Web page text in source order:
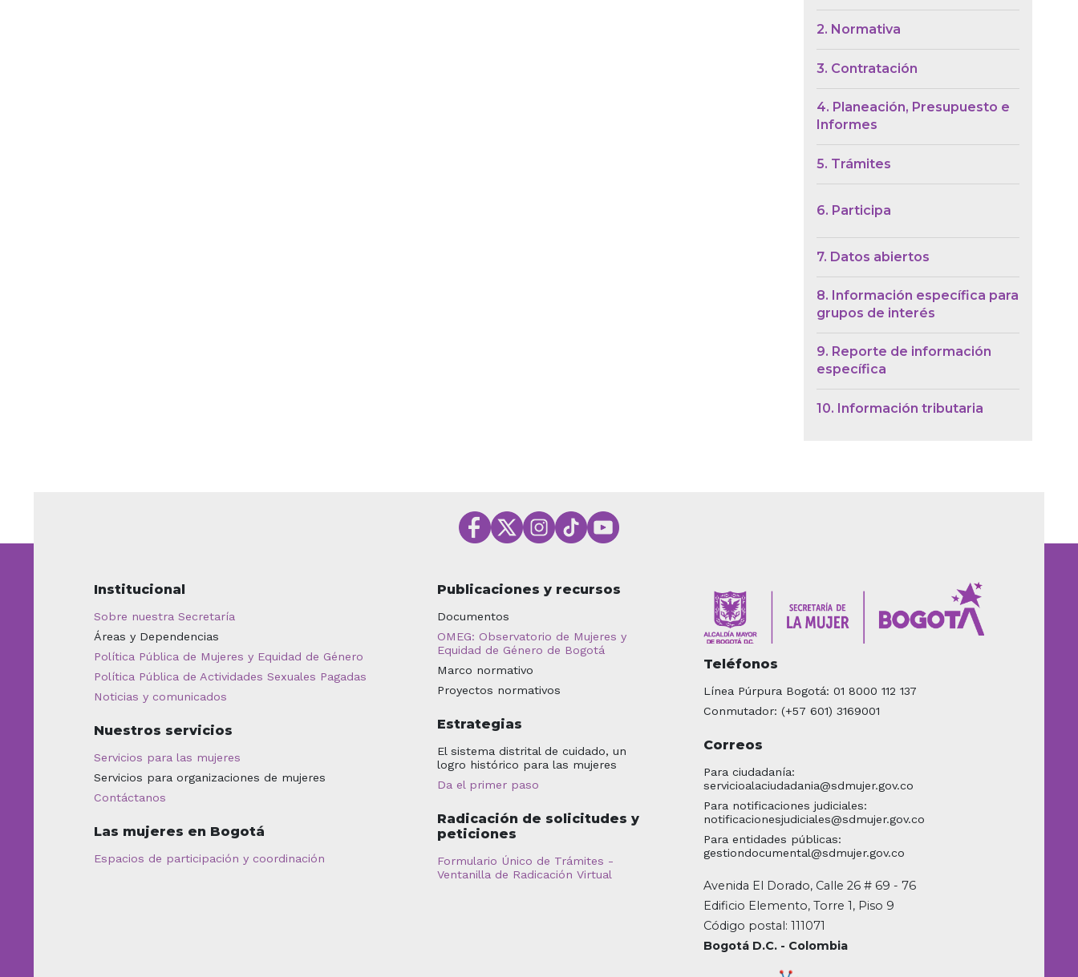
2. Normativa
3. Contratación
4. Planeación, Presupuesto e
Informes
5. Trámites
6. Participa
7. Datos abiertos
8. Información específica para
grupos de interés
9. Reporte de información
específica
10. Información tributaria
Institucional
Sobre nuestra Secretaría
Áreas y Dependencias
Política Pública de Mujeres y Equidad de Género
Política Pública de Actividades Sexuales Pagadas
Noticias y comunicados
Nuestros servicios
Servicios para las mujeres
Servicios para organizaciones de mujeres
Contáctanos
Las mujeres en Bogotá
Espacios de participación y coordinación
Publicaciones y recursos
Documentos
OMEG: Observatorio de Mujeres y
Equidad de Género de Bogotá
Marco normativo
Proyectos normativos
Estrategias
El sistema distrital de cuidado, un
logro histórico para las mujeres
Da el primer paso
Radicación de solicitudes y
peticiones
Formulario Único de Trámites -
Ventanilla de Radicación Virtual
Teléfonos
Línea Púrpura Bogotá: 01 8000 112 137
Conmutador: (+57 601) 3169001
Correos
Para ciudadanía:
servicioalaciudadania@sdmujer.gov.co
Para notificaciones judiciales:
notificacionesjudiciales@sdmujer.gov.co
Para entidades públicas:
gestiondocumental@sdmujer.gov.co
Avenida El Dorado, Calle 26 # 69 - 76
Edificio Elemento, Torre 1, Piso 9
Código postal: 111071
Bogotá D.C. - Colombia